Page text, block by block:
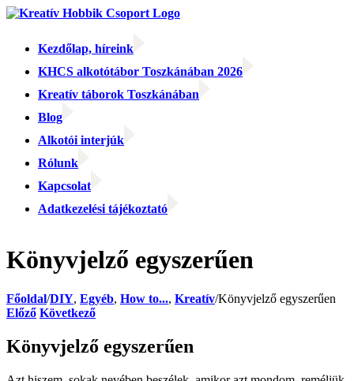
Kihagyás
Kezdőlap, híreink
KHCS alkotótábor Toszkánában 2026
Kreatív táborok Toszkánában
Blog
Alkotói interjúk
Rólunk
Kapcsolat
Adatkezelési tájékoztató
Könyvjelző egyszerűen
Főoldal/DIY, Egyéb, How to..., Kreatív/Könyvjelző egyszerűen
Előző Következő
Könyvjelző egyszerűen